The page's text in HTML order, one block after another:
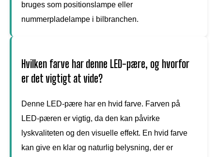
bruges som positionslampe eller
nummerpladelampe i bilbranchen.
Hvilken farve har denne LED-pære, og hvorfor
er det vigtigt at vide?
Denne LED-pære har en hvid farve. Farven på
LED-pæren er vigtig, da den kan påvirke
lyskvaliteten og den visuelle effekt. En hvid farve
kan give en klar og naturlig belysning, der er